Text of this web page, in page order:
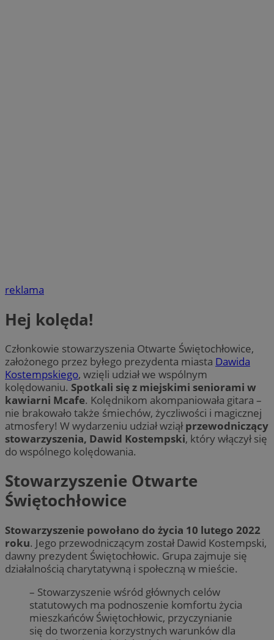
reklama
Hej kolęda!
Członkowie stowarzyszenia Otwarte Świętochłowice,
założonego przez byłego prezydenta miasta Dawida
Kostempskiego, wzięli udział we wspólnym
kolędowaniu. Spotkali się z miejskimi seniorami w
kawiarni Mcafe. Kolędnikom akompaniowała gitara –
nie brakowało także śmiechów, życzliwości i magicznej
atmosfery! W wydarzeniu udział wziąłprzewodniczący
stowarzyszenia, Dawid Kostempski, który włączył się
do wspólnego kolędowania.
Stowarzyszenie Otwarte
Świętochłowice
Stowarzyszenie powołano do życia 10 lutego 2022
roku. Jego przewodniczącym został Dawid Kostempski,
dawny prezydent Świętochłowic. Grupa zajmuje się
działalnością charytatywną i społeczną w mieście.
– Stowarzyszenie wśród głównych celów
statutowych ma podnoszenie komfortu życia
mieszkańców Świętochłowic, przyczynianie
się do tworzenia korzystnych warunków dla